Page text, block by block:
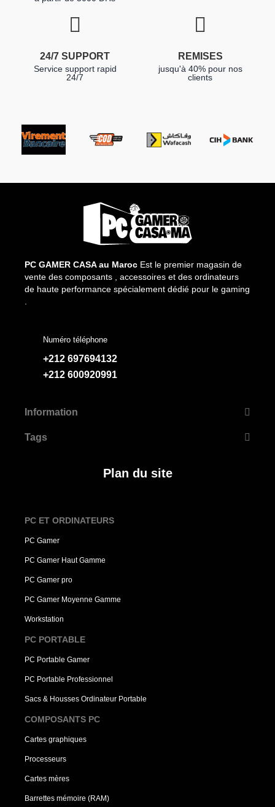
24/7 SUPPORT
Service support rapid
24/7
REMISES
jusqu'à 40% pour nos
clients
PC GAMER CASA au Maroc Est le premier magasin de
vente des composants , accessoires et des ordinateurs
de haute performance spécialement dédié pour le gaming
Numéro téléphone
+212 697694132
+212 600920991
Information
Tags
Plan du site
PC ET ORDINATEURS
PC Gamer
PC Gamer Haut Gamme
PC Gamer pro
PC Gamer Moyenne Gamme
Workstation
PC PORTABLE
PC Portable Gamer
PC Portable Professionnel
Sacs & Housses Ordinateur Portable
COMPOSANTS PC
Cartes graphiques
Processeurs
Cartes mères
Barrettes mémoire (RAM)